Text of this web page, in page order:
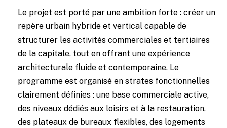
Le projet est porté par une ambition forte : créer un
repère urbain hybride et vertical capable de
structurer les activités commerciales et tertiaires
de la capitale, tout en offrant une expérience
architecturale fluide et contemporaine. Le
programme est organisé en strates fonctionnelles
clairement définies : une base commerciale active,
des niveaux dédiés aux loisirs et à la restauration,
des plateaux de bureaux flexibles, des logements